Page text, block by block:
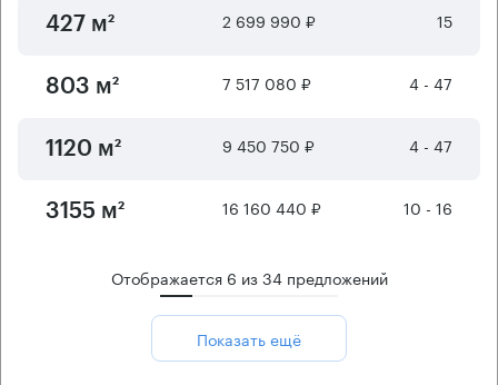
427 м² 2 699 990 ₽ 15
803 м² 7 517 080 ₽ 4 - 47
1120 м² 9 450 750 ₽ 4 - 47
3155 м² 16 160 440 ₽ 10 - 16
Отображается 6 из34предложений
Показать ещё